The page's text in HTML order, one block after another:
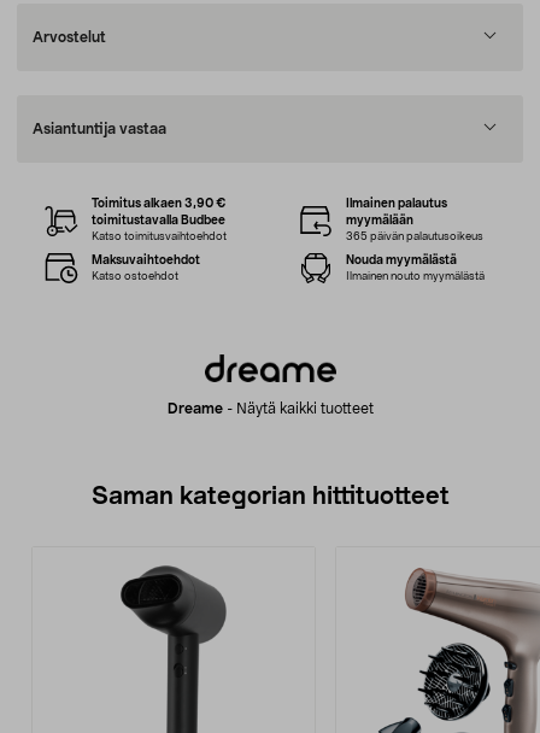
Arvostelut
Asiantuntija vastaa
Dreame- Näytä kaikki tuotteet
Toimitus alkaen 3,90 €
toimitustavalla Budbee
Katso toimitusvaihtoehdot
Ilmainen palautus
myymälään
365 päivän palautusoikeus
Maksuvaihtoehdot
Katso ostoehdot
Nouda myymälästä
Ilmainen nouto myymälästä
Saman kategorian hittituotteet